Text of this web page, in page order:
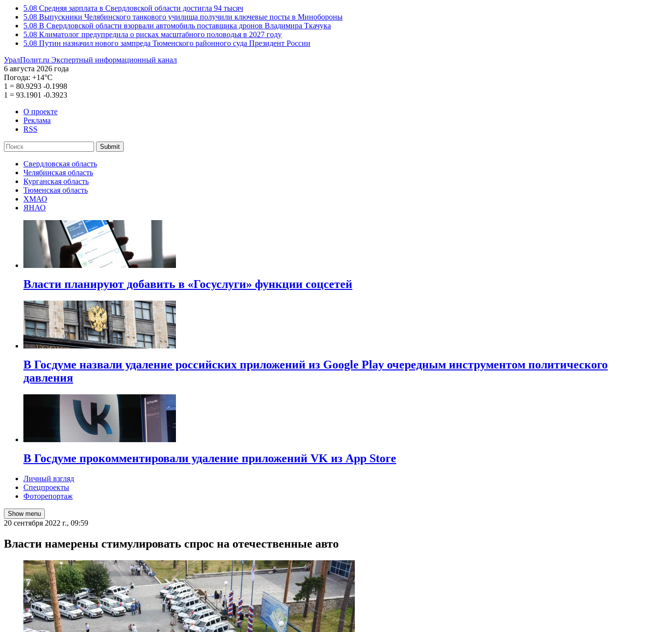
5.08 Средняя зарплата в Свердловской области достигла 94 тысяч
5.08 Выпускники Челябинского танкового училища получили ключевые посты в Минобороны
5.08 В Свердловской области взорвали автомобиль поставщика дронов Владимира Ткачука
5.08 Климатолог предупредила о рисках масштабного половодья в 2027 году
5.08 Путин назначил нового зампреда Тюменского районного суда Президент России
УралПолит.ru Экспертный информационный канал
6 августа 2026 года
Погода: +14°С
1 = 80.9293 -0.1998
1 = 93.1901 -0.3923
О проекте
Реклама
RSS
Submit
Свердловская область
Челябинская область
Курганская область
Тюменская область
ХМАО
ЯНАО
Власти планируют добавить в «Госуслуги» функции соцсетей
В Госдуме назвали удаление российских приложений из Google Play очередным инструментом политического
давления
В Госдуме прокомментировали удаление приложений VK из App Store
Личный взгляд
Спецпроекты
Фоторепортаж
Show menu
20 сентября 2022 г., 09:59
Власти намерены стимулировать спрос на отечественные авто